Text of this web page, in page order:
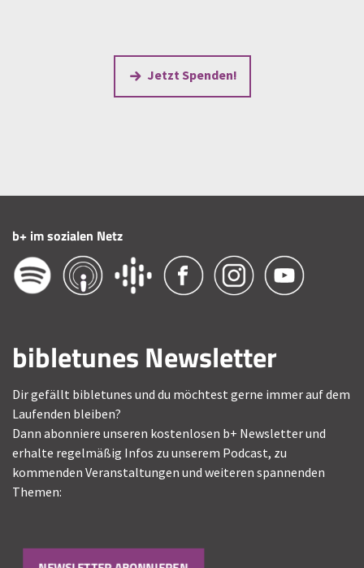
Jetzt Spenden!
b+ im sozialen Netz
bibletunes Newsletter
Dir gefällt bibletunes und du möchtest gerne immer auf dem
Laufenden bleiben?
Dann abonniere unseren kostenlosen b+ Newsletter und
erhalte regelmäßig Infos zu unserem Podcast, zu
kommenden Veranstaltungen und weiteren spannenden
Themen: